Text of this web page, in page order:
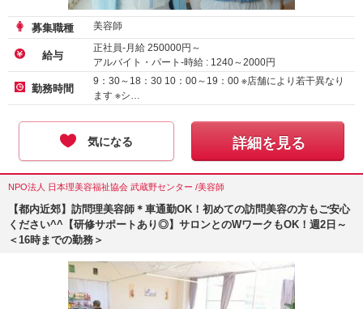
募集職種 美容師
給与
正社員-月給 250000円～
アルバイト・パート-時給 : 1240～2000円
正社員-月給 220000 円～
勤務時間
9：30～18：30 10：00～19：00 ※店舗により若干異なり
ます ※シ…
気になる 詳細を見る
NPO法人 日本理美容福祉協会 武蔵野センター /美容師
【都内近郊】訪問理美容師＊車通勤OK！初めての訪問美容の方もご安心
ください^^【研修サポートあり◎】サロンとのWワークもOK！週2日～
＜16時までの勤務＞